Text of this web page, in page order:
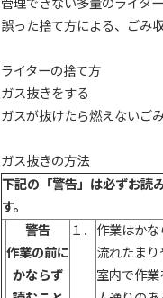
管理できない多量のライタ
誤った捨て方による、ごみ
ライターの捨て方
ガス抜きをする
ガスが抜けたら燃えないご
ガス抜きの方法
下記の「警告」は必ずお読
す。
警告
作業の前に
かならず
１．
作業はか
流れたまり
室内で作業